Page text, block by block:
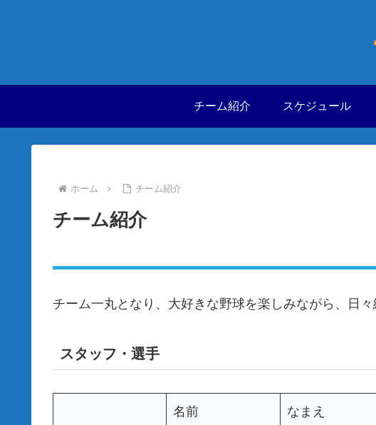
チーム紹介 スケジュール
ホーム チーム紹介
チーム紹介
チーム一丸となり、大好きな野球を楽しみながら、日々
スタッフ・選手
名前 なまえ